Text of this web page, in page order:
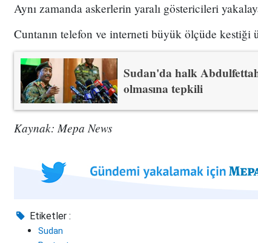
Aynı zamanda askerlerin yaralı göstericileri
Cuntanın telefon ve interneti büyük ölçüde kestiği
Sudan'da halk
olmasına tepkili
Kaynak: Mepa News
Etiketler :
Sudan